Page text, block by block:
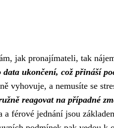
jak pronajímateli, tak
data ukončení, což přináší
vyhovuje, a nemusíte se
reagovat na případné
a férové jednání jsou